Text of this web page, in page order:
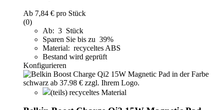
Ab 7,84 € pro Stück
(0)
Ab: 3 Stück
Sparen Sie bis zu 39%
Material: recyceltes ABS
Bestand wird geprüft
Konfigurieren
(teils) recyceltes Material